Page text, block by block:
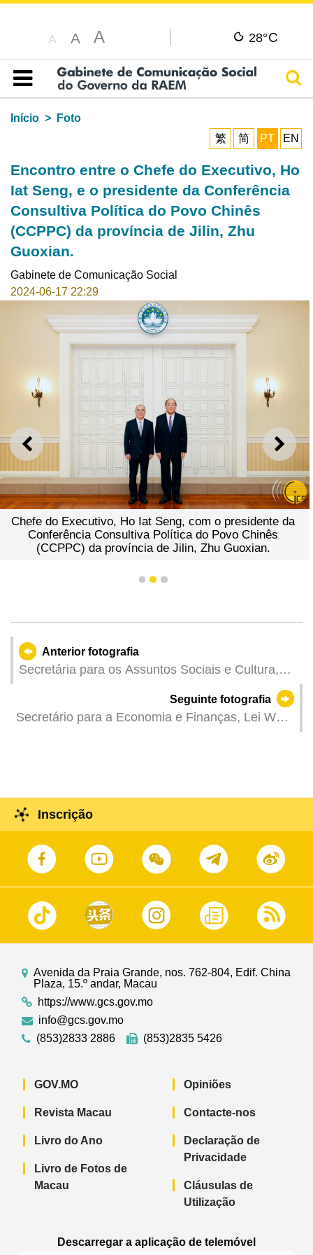
A A A 28°C
Índice
Início
Foto
繁
简 PT EN
Encontro entre o Chefe do Executivo, Ho
Iat Seng, e o presidente da Conferência
Consultiva Política do Povo Chinês
(CCPPC) da província de Jilin, Zhu
Guoxian.
Gabinete de Comunicação Social
2024-06-17 22:29
ANTERIOR
Chefe do Executivo, Ho Iat Seng, com o presidente da
Conferência Consultiva Política do Povo Chinês
(CCPPC) da província de Jilin, Zhu Guoxian.
1 2 3
Anterior fotografia
Secretária para os Assuntos Sociais e Cultura,
Memorando de Cooperação para o “Plano de
formação para o crescimento e desenvolvimento
Seguinte fotografia
Secretário para a Economia e Finanças, Lei Wai
Inscrição
Avenida da Praia Grande, nos. 762-804, Edif. China
Plaza, 15.º andar, Macau
https://www.gcs.gov.mo
info@gcs.gov.mo
(853)2833 2886
(853)2835 5426
GOV.MO
Revista Macau
Livro do Ano
Livro de Fotos de
Macau
Opiniões
Contacte-nos
Declaração de
Privacidade
Cláusulas de
Utilização
Descarregar a aplicação de telemóvel